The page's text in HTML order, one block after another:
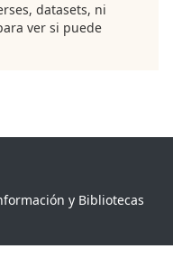
datasets, ni
ver si puede
y Bibliotecas